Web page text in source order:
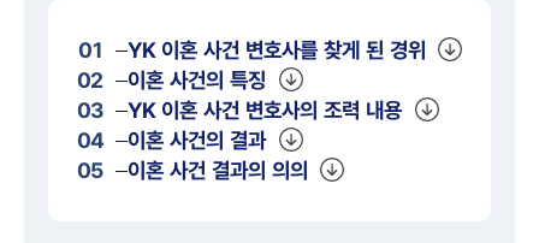
01 YK 이혼 사건 변호사를 찾게 된 경위
02
이혼 사건의 특징
03
YK 이혼 사건 변호사의 조력 내용
04
이혼 사건의 결과
05
이혼 사건 결과의 의의